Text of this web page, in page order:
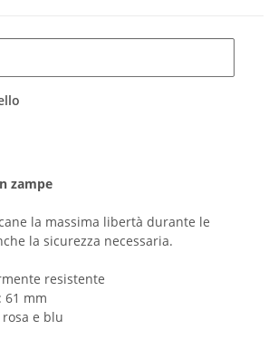
zampe
la massima libertà durante le
la sicurezza necessaria.
resistente
61 mm
e blu